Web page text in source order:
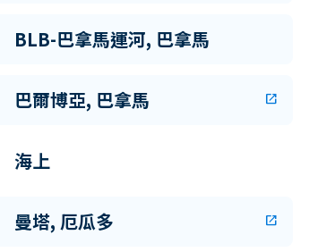
BLB-巴拿馬運河, 巴拿馬
巴爾博亞, 巴拿馬 open_in_new
海上
曼塔, 厄瓜多 open_in_new